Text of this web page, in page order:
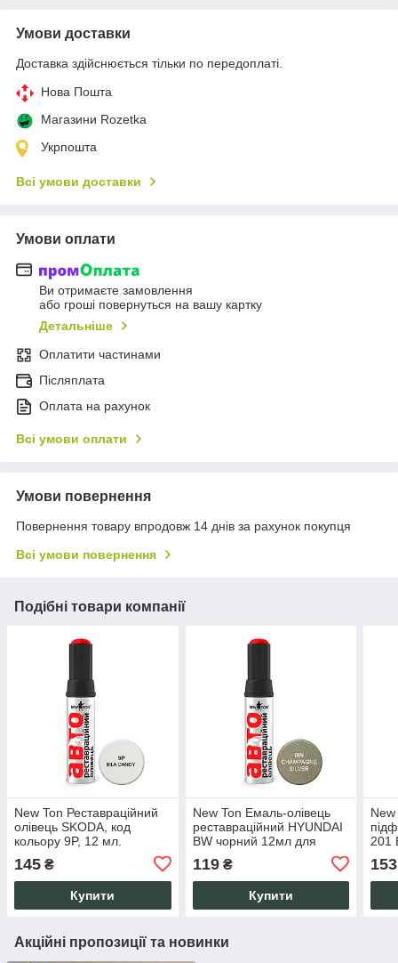
Умови доставки
Доставка здійснюється тільки по передоплаті.
Нова Пошта
Магазини Rozetka
Укрпошта
Всі умови доставки
Умови оплати
Ви отримаєте замовлення
або гроші повернуться на вашу картку
Детальніше
Оплатити частинами
Післяплата
Оплата на рахунок
Всі умови оплати
Умови повернення
Повернення товару впродовж 14 днів за рахунок покупця
Всі умови повернення
Подібні товари компанії
New Ton Реставраційний
олівець SKODA, код
кольору 9P, 12 мл.
підфарбовування відколів
та подряпин.
145 ₴
Купити
New Ton Емаль-олівець
реставраційний HYUNDAI
BW чорний 12мл для
відколів
119₴
Купити
201
мл
153
Акційні пропозиції та новинки